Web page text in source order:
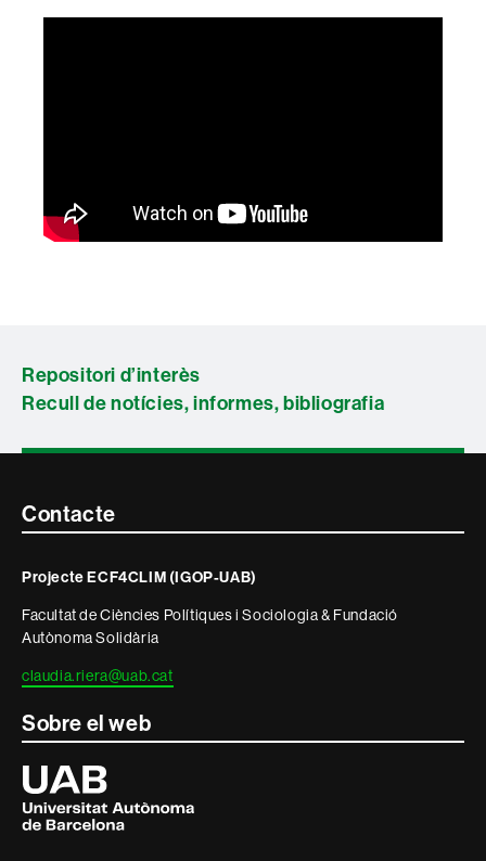
Repositori d’interès
Recull de notícies, informes, bibliografia
Contacte
informació
legal
Contacte
Projecte ECF4CLIM (IGOP-UAB)
Facultat de Ciències Polítiques i Sociologia & Fundació
Autònoma Solidària
claudia.riera@uab.cat
Sobre el web
Universitat
Autònoma
de
Barcelona